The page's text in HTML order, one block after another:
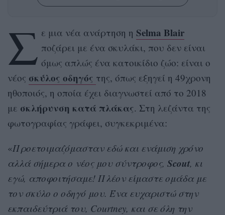
Σ ε μια νέα ανάρτηση η Selma Blair
ποζάρει με ένα σκυλάκι, που δεν είναι
όμως απλώς ένα κατοικίδιο ζώο: είναι ο
νέος σκύλος οδηγός της, όπως εξηγεί η 49χρονη
ηθοποιός, η οποία έχει διαγνωστεί από το 2018
με σκλήρυνση κατά πλάκας. Στη λεζάντα της
φωτογραφίας γράφει, συγκεκριμένα:
«Προετοιμαζόμασταν εδώ και ενάμιση χρόνο
αλλά σήμερα ο νέος μου σύντροφος, Scout, κι
εγώ, αποφοιτήσαμε! Πλέον είμαστε ομάδα με
τον σκύλο ο οδηγό μου. Ένα ευχαριστώ στην
εκπαιδεύτριά του, Courtney, και σε όλη την